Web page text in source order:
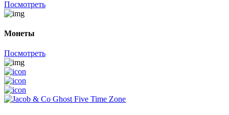
Посмотреть
Монеты
Посмотреть